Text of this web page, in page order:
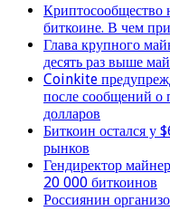
Криптосообщество
биткоине. В чем
Глава крупного
десять раз выше
Coinkite
после сообщений о
долларов
Биткоин остался у
рынков
Гендиректор
20 000 биткоинов
Россиянин